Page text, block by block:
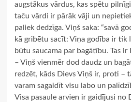
augstākus vārdus, kas spētu
taču vārdi ir pārāk vāji un
paliek dedzīga. Viņš saka: “savā
kā gribētu sacīt: Viņa godība ir tik
būtu saucama par bagātību. Tas ir
– Viņš vienmēr dod daudz un
redzēt, kāds Dievs Viņš ir, proti –
varam sagaidīt visu labo un
Visa pasaule arvien ir gaidījusi no